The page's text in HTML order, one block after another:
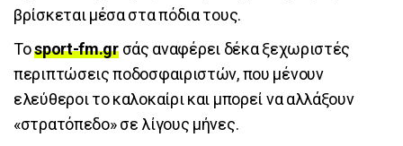
βρίσκεται μέσα στα πόδια τους.
Τοsport-fm.grσάς αναφέρει δέκα ξεχωριστές
περιπτώσεις ποδοσφαιριστών, που μένουν
ελεύθεροι το καλοκαίρι και μπορεί να αλλάξουν
«στρατόπεδο» σε λίγους μήνες.